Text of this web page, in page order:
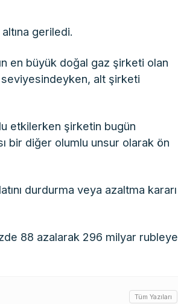
geriledi.
en büyük doğal gaz şirketi olan
alt şirketi
etkilerken şirketin bugün
bir diğer olumlu unsur olarak ön
durdurma veya azaltma kararı
88 azalarak 296 milyar rubleye
Tüm Yazıları